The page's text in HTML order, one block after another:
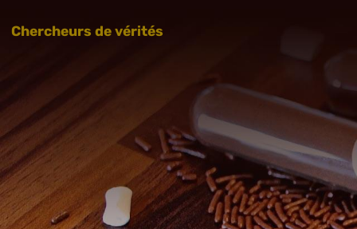
Chercheurs de vérités